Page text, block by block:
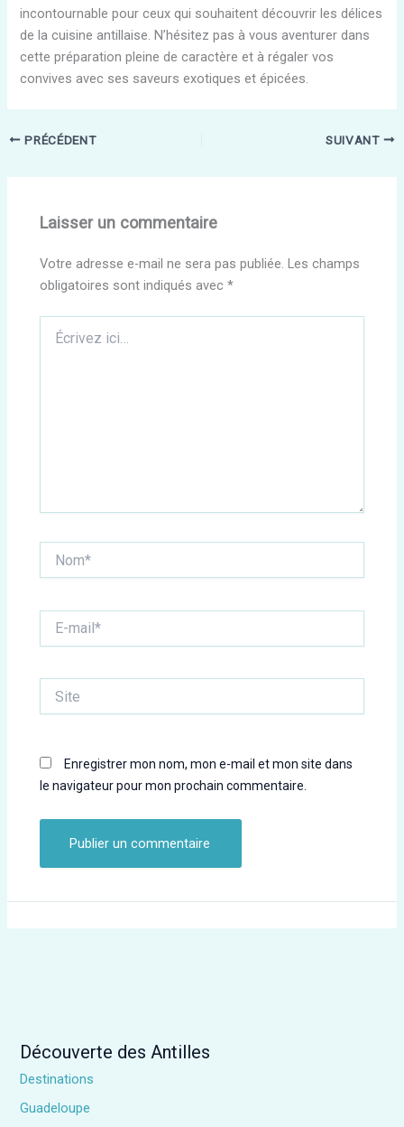
incontournable pour ceux qui souhaitent découvrir les délices
de la cuisine antillaise. N’hésitez pas à vous aventurer dans
cette préparation pleine de caractère et à régaler vos
convives avec ses saveurs exotiques et épicées.
PRÉCÉDENT SUIVANT
Laisser un commentaire
Votre adresse e-mail ne sera pas publiée. Les champs
obligatoires sont indiqués avec*
ici…
mail*
Enregistrer mon nom, mon e-mail et mon site dans
le navigateur pour mon prochain commentaire.
Découverte des Antilles
Destinations
Guadeloupe